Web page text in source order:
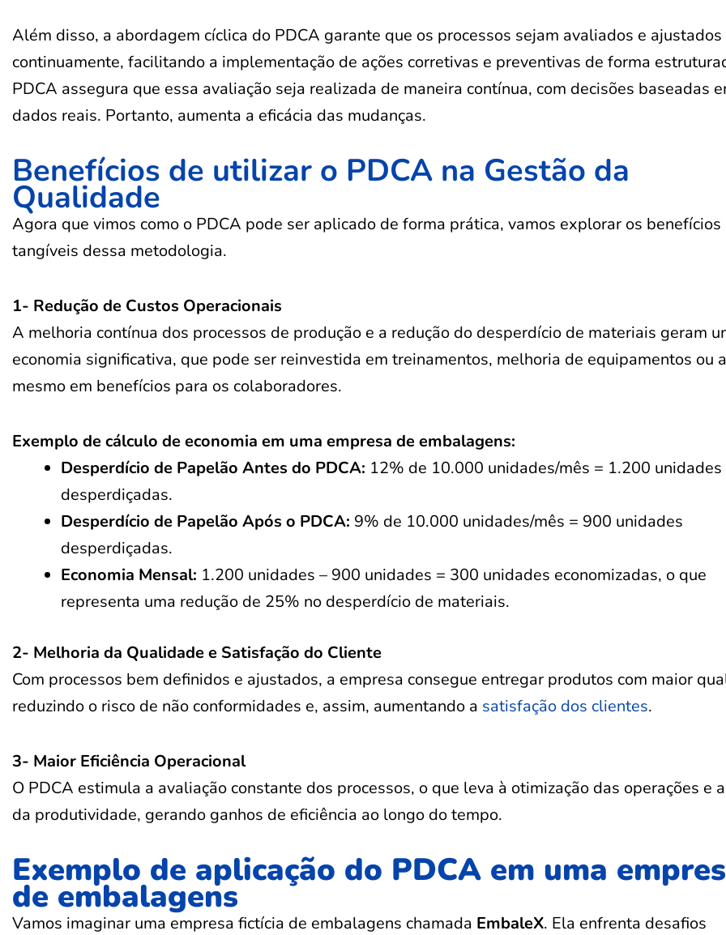
Além disso, a abordagem cíclica do PDCA garante que os processos sejam avaliados e ajustados
continuamente, facilitando a implementação de ações corretivas e preventivas de forma
PDCA assegura que essa avaliação seja realizada de maneira contínua, com decisões baseadas
dados reais. Portanto, aumenta a eficácia das mudanças.
Benefícios de utilizar o PDCA na Gestão da
Qualidade
Agora que vimos como o PDCA pode ser aplicado de forma prática, vamos explorar os benefícios
tangíveis dessa metodologia.
1- Redução de Custos Operacionais
A melhoria contínua dos processos de produção e a redução do desperdício de materiais geram
economia significativa, que pode ser reinvestida em treinamentos, melhoria de equipamentos ou
mesmo em benefícios para os colaboradores.
Exemplo de cálculo de economia em uma empresa de embalagens:
Desperdício de Papelão Antes do PDCA: 12% de 10.000 unidades/mês = 1.200 unidades
desperdiçadas.
Desperdício de Papelão Após o PDCA: 9% de 10.000 unidades/mês = 900 unidades
desperdiçadas.
Economia Mensal: 1.200 unidades – 900 unidades = 300 unidades economizadas, o que
representa uma redução de 25% no desperdício de materiais.
2- Melhoria da Qualidade e Satisfação do Cliente
Com processos bem definidos e ajustados, a empresa consegue entregar produtos com maior
reduzindo o risco de não conformidades e, assim, aumentando a satisfação dos clientes.
3- Maior Eficiência Operacional
O PDCA estimula a avaliação constante dos processos, o que leva à otimização das operações e
da produtividade, gerando ganhos de eficiência ao longo do tempo.
Exemplo de aplicação do PDCA em uma
de embalagens
Vamos imaginar uma empresa fictícia de embalagens chamada EmbaleX. Ela enfrenta desafios